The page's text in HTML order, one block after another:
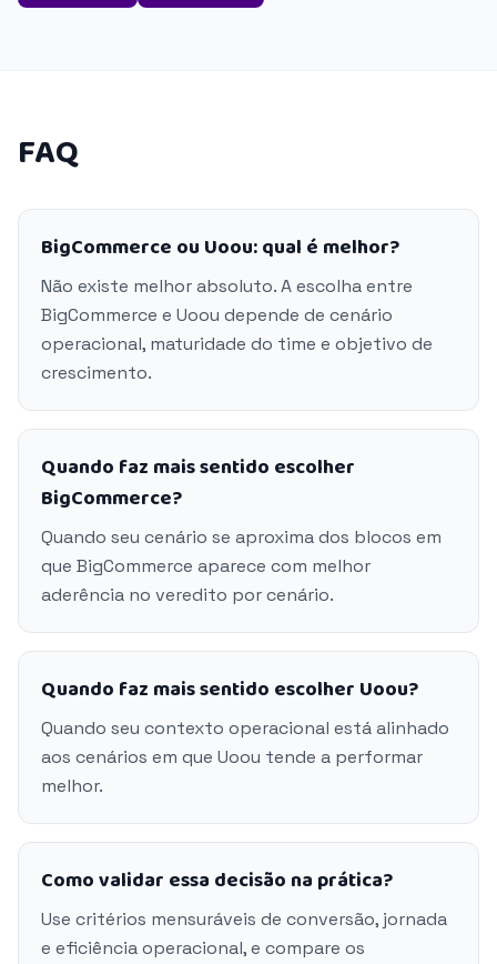
FAQ
BigCommerce ou Uoou: qual é melhor?
Não existe melhor absoluto. A escolha entre
BigCommerce e Uoou depende de cenário
operacional, maturidade do time e objetivo de
crescimento.
Quando faz mais sentido escolher
BigCommerce?
Quando seu cenário se aproxima dos blocos em
que BigCommerce aparece com melhor
aderência no veredito por cenário.
Quando faz mais sentido escolher Uoou?
Quando seu contexto operacional está alinhado
aos cenários em que Uoou tende a performar
melhor.
Como validar essa decisão na prática?
Use critérios mensuráveis de conversão, jornada
e eficiência operacional, e compare os